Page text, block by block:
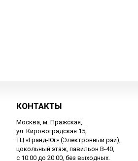
КОНТАКТЫ
Москва, м. Пражская,
ул. Кировоградская 15,
ТЦ «Гранд-Юг» (Электронный рай),
цокольный этаж, павильон В-40,
с 10:00 до 20:00, без выходных.